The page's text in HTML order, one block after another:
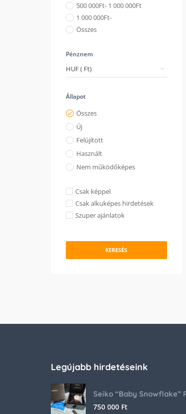
500 000Ft- 1 000 000Ft
1 000 000Ft-
Összes
Pénznem
Állapot
Összes
Új
Felújított
Használt
Nem működőképes
Csak képpel
Csak alkuképes hirdetések
Szuper ajánlatok
KERESÉS
Legújabb hirdetéseink
750 000 Ft